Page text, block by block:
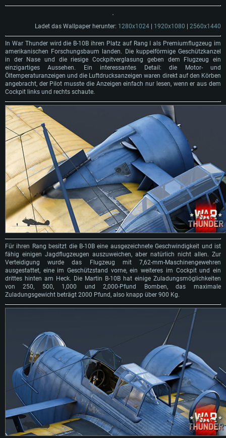
Ladet das Wallpaper herunter: 1280x1024 | 1920x1080 | 2560x1440
In War Thunder wird die B-10B ihren Platz auf Rang I als Premiumflugzeug im
amerikanischen Forschungsbaum landen. Die kuppelförmige Geschützkanzel
in der Nase und die riesige Cockpitverglasung geben dem Flugzeug ein
einzigartiges Aussehen. Ein interessantes Detail: die Motor- und
Öltemperaturanzeigen und die Luftdrucksanzeigen waren direkt auf den Körben
angebracht, der Pilot musste die Anzeigen einfach nur lesen, wenn er aus dem
Cockpit links und rechts schaute.
Für ihren Rang besitzt die B-10B eine ausgezeichnete Geschwindigkeit und ist
fähig einigen Jagdflugzeugen auszuweichen, aber natürlich nicht allen. Zur
Verteidigung wurde das Flugzeug mit 7,62-mm-Maschinengewehren
ausgestattet, eine im Geschützstand vorne, ein weiteres im Cockpit und ein
drittes hinten am Heck. Die Martin B-10B hat einige Zuladungsmöglichkeiten
von 250, 500, 1,000 und 2,000-Pfund Bomben, das maximale
Zuladungsgewicht beträgt 2000 Pfund, also knapp über 900 Kg.